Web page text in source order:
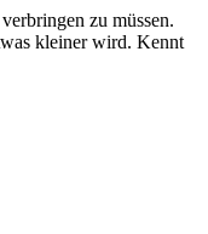
zu müssen.
kleiner wird. Kennt